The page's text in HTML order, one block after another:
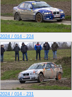
2024 / 014 - 224
2024 / 014 - 231